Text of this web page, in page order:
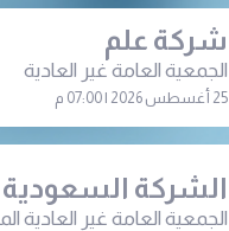
شركة علم
الجمعية العامة غير العادية
25 أغسطس 2026 | 07:00 م
الشركة
الجمعية العامة غير العادية